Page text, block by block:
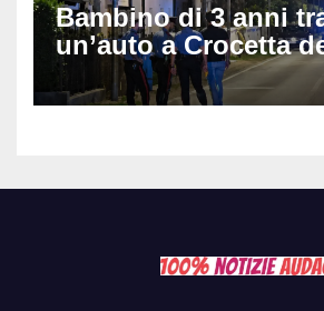
Bambino di 3 anni
un’auto a Crocetta
Montello: è
trasportato in